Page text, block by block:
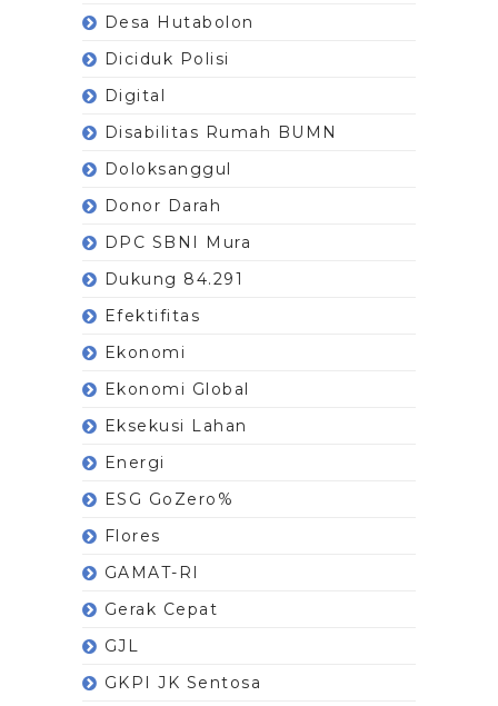
Desa Hutabolon
Diciduk Polisi
Digital
Disabilitas Rumah BUMN
Doloksanggul
Donor Darah
DPC SBNI Mura
Dukung 84.291
Efektifitas
Ekonomi
Ekonomi Global
Eksekusi Lahan
Energi
ESG GoZero%
Flores
GAMAT-RI
Gerak Cepat
GJL
GKPI JK Sentosa